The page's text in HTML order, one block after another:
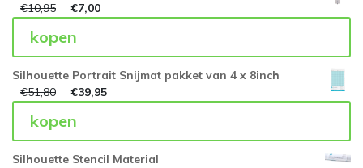
€10,95 €7,00
kopen
Silhouette Portrait Snijmat pakket van 4 x 8inch
€51,80 €39,95
kopen
Silhouette Stencil Material